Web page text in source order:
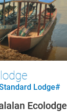
Lodge#
Ecolodge